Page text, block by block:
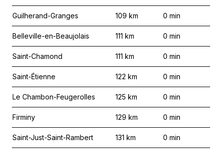
Guilherand-Granges 109 km 0 min
Belleville-en-Beaujolais 111 km 0 min
Saint-Chamond 111 km 0 min
Saint-Étienne 122 km 0 min
Le Chambon-Feugerolles 125 km 0 min
Firminy 129 km 0 min
Saint-Just-Saint-Rambert 131 km 0 min